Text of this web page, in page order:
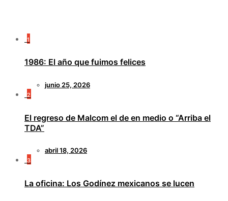
1
1986: El año que fuimos felices
junio 25, 2026
2
El regreso de Malcom el de en medio o “Arriba el
TDA”
abril 18, 2026
3
La oficina: Los Godínez mexicanos se lucen